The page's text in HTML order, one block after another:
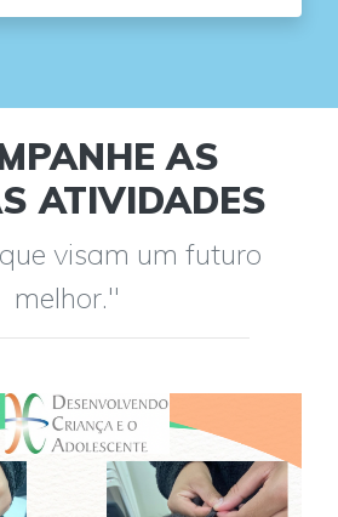
AS
ATIVIDADES
visam um futuro
melhor."